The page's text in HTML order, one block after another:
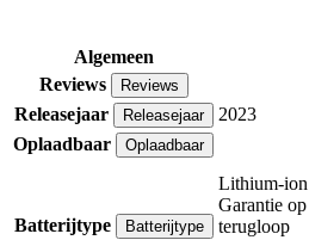
Algemeen
Reviews
Reviews
Releasejaar Releasejaar 2023
Oplaadbaar
Oplaadbaar
Batterijtype Batterijtype
Lithium-ion
Garantie op
terugloop